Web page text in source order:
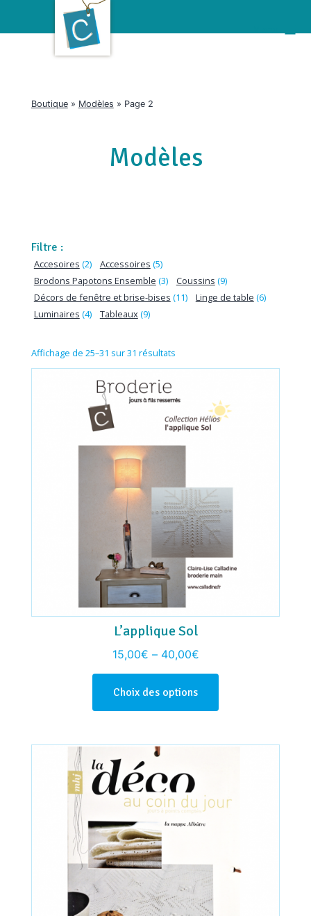
Menu
Boutique» Modèles » Page 2
Modèles
Filtre
Accesoires (2) Accessoires (5)
Brodons Papotons Ensemble (3) Coussins (9)
Décors de fenêtre et brise-bises (11) Linge de table (6)
Luminaires (4) Tableaux(9)
Affichage de 25–31 sur 31 résultats
L’applique Sol
15,00€ – 40,00€
Choix des options